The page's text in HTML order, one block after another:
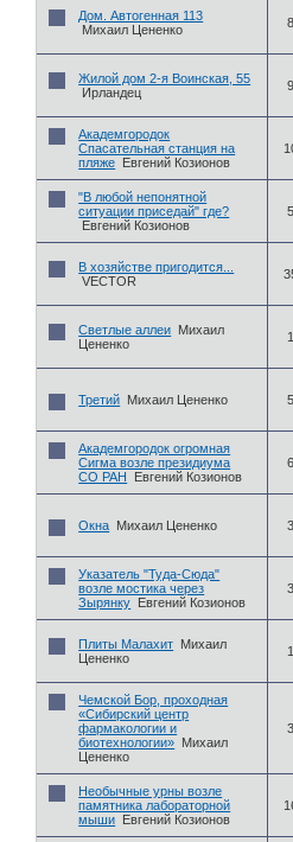
Дом. Автогенная 113
Михаил Цененко
8
Жилой дом 2-я Воинская, 55
Ирландец
9
Академгородок
Спасательная станция на
пляже Евгений Козионов
"В любой непонятной
ситуации приседай" где?
Евгений Козионов
5
В хозяйстве пригодится...
VECTOR
Светлые аллеи Михаил
Цененко
1
Третий Михаил Цененко 5
Академгородок огромная
Сигма возле президиума
СО РАН
Евгений Козионов
6
Окна Михаил Цененко 3
Указатель "Туда-Сюда"
возле мостика через
Зырянку Евгений Козионов
3
Плиты Малахит Михаил
Цененко
1
Чемской Бор, проходная
«Сибирский центр
фармакологии и
биотехнологии» Михаил
Цененко
3
Необычные урны возле
памятника лабораторной
мыши Евгений Козионов